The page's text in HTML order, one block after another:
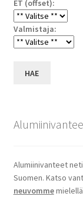
ET (offset):
Valmistaja:
HAE
Alumiinivanteet
Suomen. Katso
neuvomme